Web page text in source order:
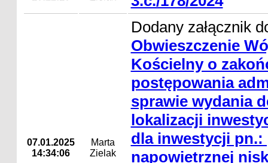
07.01.2025
14:34:06
Marta
Zielak
Dodany załącznik
Obwieszczenie
Kościelny o
postępowania
sprawie wydania
lokalizacji
dla inwestycji pn.:
napowietrznej